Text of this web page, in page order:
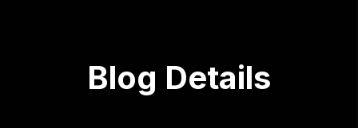
Blog Details